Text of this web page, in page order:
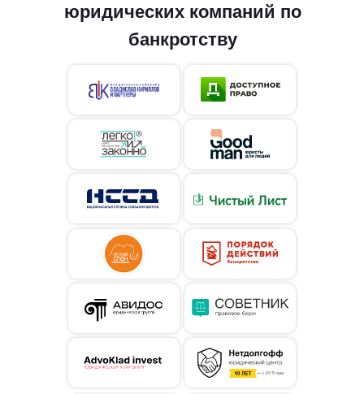
юридических компаний по
банкротству